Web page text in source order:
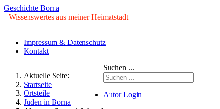
Geschichte Borna
Wissenswertes aus meiner Heimatstadt
Impressum & Datenschutz
Kontakt
Aktuelle Seite:
Startseite
Ortsteile
Juden in Borna
Suchen ...
Autor Login